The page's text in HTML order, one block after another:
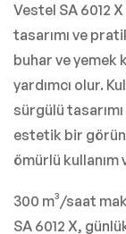
Vestel SA 6012
tasarımı ve
buhar ve yemek
yardımcı olur.
sürgülü
estetik bir
ömürlü kullanım
300 m³/saat
SA 6012 X,